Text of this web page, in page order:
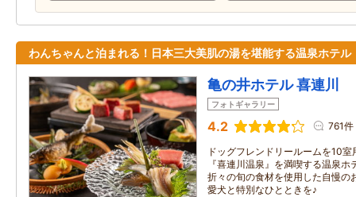
わんちゃんと泊まれる！日本三大美肌の湯を堪能する温泉ホテル
亀の井ホテル 喜連川
フォトギャラリー
4.2 761件
ドッグフレンドリールームを10
『喜連川温泉』を満喫する温泉
折々の旬の食材を使用した自慢の
愛犬と特別なひとときを♪